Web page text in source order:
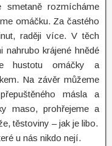
rozmícháme
omáčku. Za častého
raději více. V těch
nahrubo krájené hnědé
hustotu omáčky a
Na závěr můžeme
másla a
maso, prohřejeme a
těstoviny – jak je libo.
u nás nikdo nejí.